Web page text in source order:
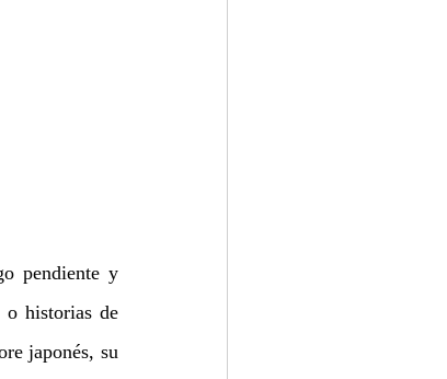
pendiente y
o historias de
japonés, su